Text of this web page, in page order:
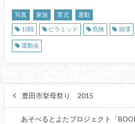
写真 家族 育児
運動
10段
ピラミッド 危険 崩壊
運動会
豊田市挙母祭り 2015
あそべるとよたプロジェクト「